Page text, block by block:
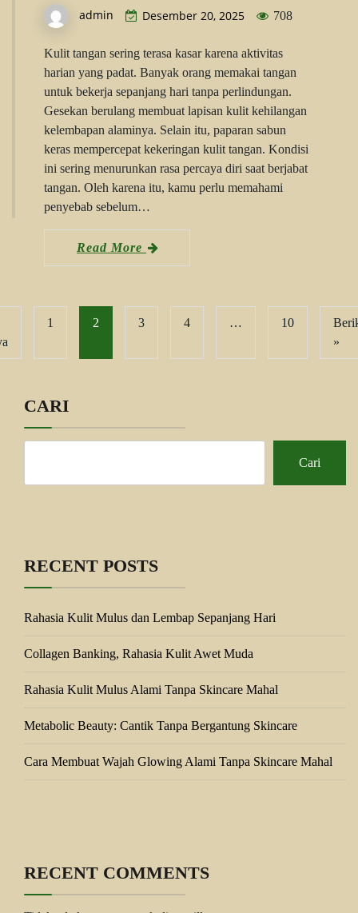
admin Desember 20, 2025 708
Kulit tangan sering terasa kasar karena aktivitas
harian yang padat. Banyak orang memakai tangan
untuk bekerja sepanjang hari tanpa perlindungan.
Gesekan berulang membuat lapisan kulit kehilangan
kelembapan alaminya. Selain itu, paparan sabun
keras mempercepat kekeringan kulit tangan. Kondisi
ini sering menurunkan rasa percaya diri saat berjabat
tangan. Oleh karena itu, kamu perlu memahami
penyebab sebelum…
Read More
1 2 3 4 … 10
»
CARI
Cari
RECENT POSTS
Rahasia Kulit Mulus dan Lembap Sepanjang Hari
Collagen Banking, Rahasia Kulit Awet Muda
Rahasia Kulit Mulus Alami Tanpa Skincare Mahal
Metabolic Beauty: Cantik Tanpa Bergantung Skincare
Cara Membuat Wajah Glowing Alami Tanpa Skincare Mahal
RECENT COMMENTS